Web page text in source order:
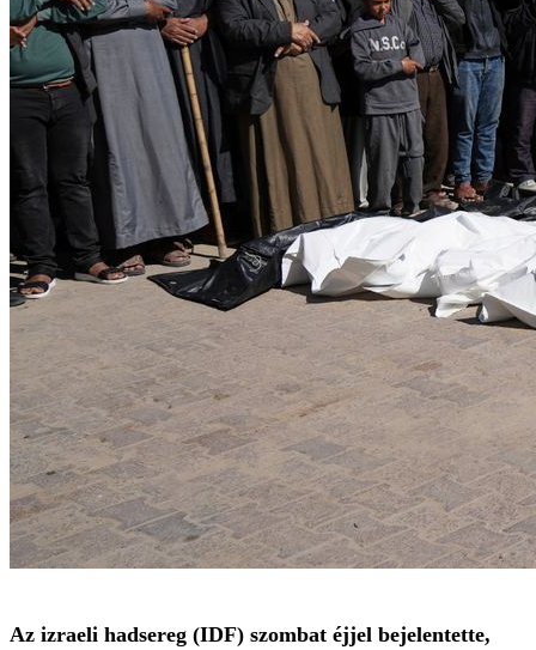
Az izraeli hadsereg (IDF) szombat éjjel bejelentette,